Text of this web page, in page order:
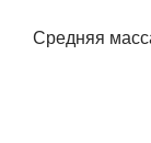
Средняя